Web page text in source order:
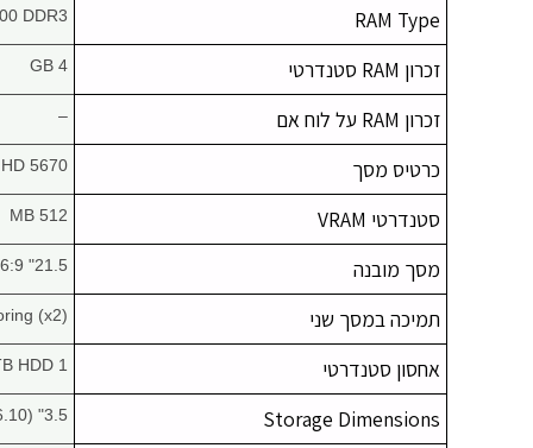
RAM Type
DDR3
זכרון RAM סטנדרטי 4 GB
זכרון RAM על לוח אם –
כרטיס מסך 5670
סטנדרטי VRAM 512 MB
מסך מובנה 21.5" 16:9 Widescreen
תמיכה במסך שני (x2)
אחסון סטנדרטי 1 TB HDD
Storage Dimensions
3.5" (26.10 mm)